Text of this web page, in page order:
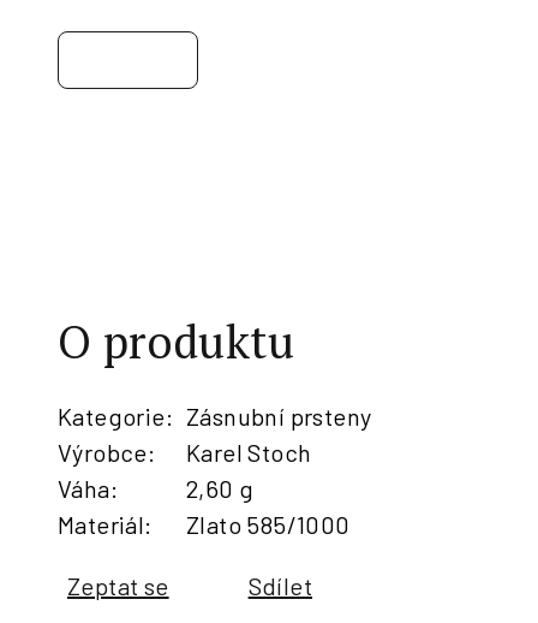
O produktu
Kategorie: Zásnubní prsteny
Výrobce:
Karel Stoch
Váha:
2,60 g
Materiál: Zlato 585/1000
Zeptat se Sdílet